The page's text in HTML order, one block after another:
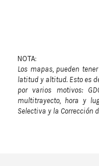
NOTA:
Los mapas, pueden
latitud y altitud. Esto es
por varios motivos:
multitrayecto, hora y
Selectiva y la Corrección